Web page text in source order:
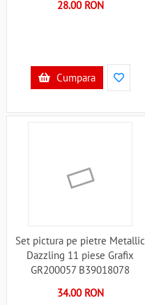
28.00 RON
Cumpara
Set pictura pe pietre Metallic
Dazzling 11 piese Grafix
GR200057 B39018078
34.00 RON